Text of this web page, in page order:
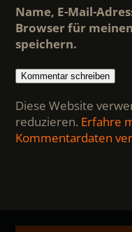
Name, E-Mail-
Browser für
speichern.
Diese Website
reduzieren. Erfahre
Kommentardaten